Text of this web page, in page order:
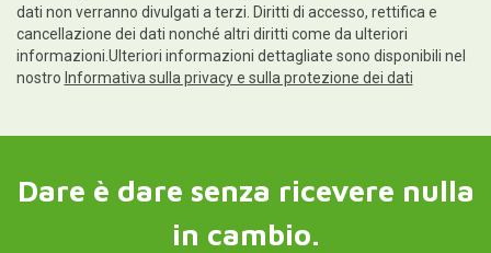
dati non verranno divulgati a terzi. Diritti di accesso, rettifica e
cancellazione dei dati nonché altri diritti come da ulteriori
informazioni.Ulteriori informazioni dettagliate sono disponibili nel
nostro Informativa sulla privacy e sulla protezione dei dati
Dare è dare senza ricevere nulla
in cambio.